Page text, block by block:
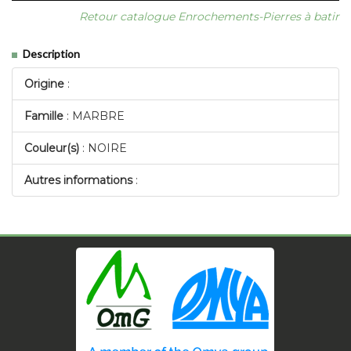
Retour catalogue Enrochements-Pierres à batir
Description
Origine :
Famille : MARBRE
Couleur(s) : NOIRE
Autres informations: